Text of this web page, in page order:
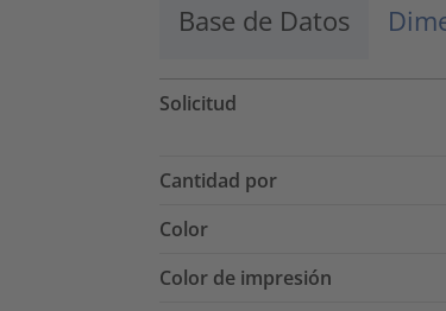
Base de Datos
Solicitud
Cantidad por
Color
Color de impresión